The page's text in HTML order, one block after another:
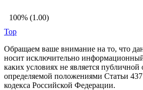
100% (1.00)
Top
Обращаем ваше внимание на то, что
носит исключительно
каких условиях не является публичной
определяемой положениями Статьи
кодекса Российской Федерации.